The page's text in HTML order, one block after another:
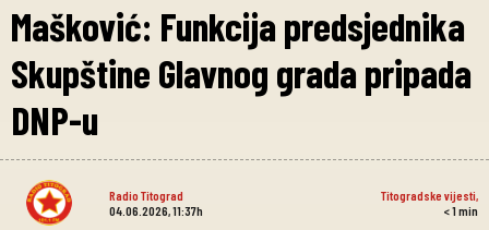
Mašković: Funkcija predsjednika
Skupštine Glavnog grada pripada
DNP-u
Radio Titograd Titogradske vijesti
04.06.2026, 11:37h
< 1 min